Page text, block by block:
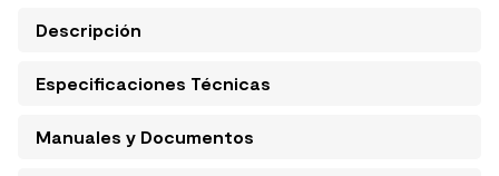
Descripción
Especificaciones Técnicas
Manuales y Documentos